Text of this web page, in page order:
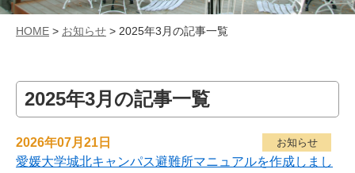
HOME > お知らせ > 2025年3月の記事一覧
2025年3月の記事一覧
2026年07月21日 お知らせ
愛媛大学城北キャンパス避難所マニュアルを作成しまし